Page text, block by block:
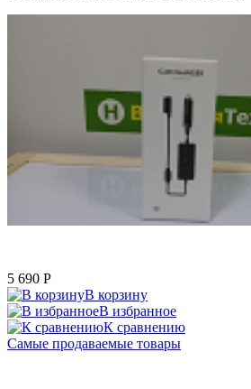
5 690 P
В корзину
В избранное
К сравнению
Самые продаваемые товары